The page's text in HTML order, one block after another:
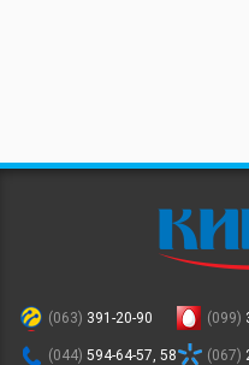
(063) 391-20-90
(044) 594-64-57, 58
(099)
(067)